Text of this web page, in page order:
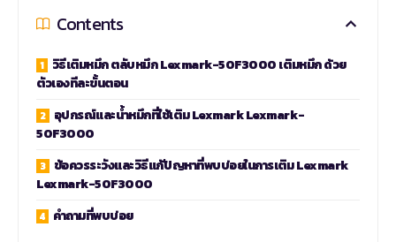
Contents
วิธีเติมหมึก ตลับหมึก Lexmark-50F3000 เติมหมึก ด้วย
ตัวเองทีละขั้นตอน
อุปกรณ์และน้ำหมึกที่ใช้เติม Lexmark Lexmark-
50F3000
ข้อควรระวังและวิธีแก้ปัญหาที่พบบ่อยในการเติม Lexmark
Lexmark-50F3000
คำถามที่พบบ่อย